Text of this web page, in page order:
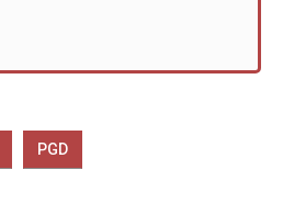
PGD